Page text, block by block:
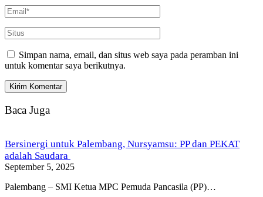
Simpan nama, email, dan situs web saya pada peramban ini
untuk komentar saya berikutnya.
Baca Juga
Bersinergi untuk Palembang, Nursyamsu: PP dan PEKAT
adalah Saudara
September 5, 2025
Palembang – SMI Ketua MPC Pemuda Pancasila (PP)…